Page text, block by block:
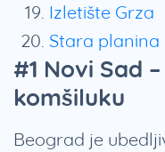
Izletište Grza
Stara planina
#1 Novi Sad
komšiluku
Beograd je